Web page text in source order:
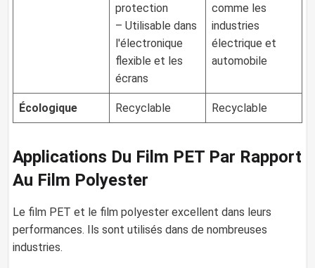
protection
– Utilisable dans
l'électronique
flexible et les
écrans
comme les
industries
électrique et
automobile
Écologique Recyclable Recyclable
Applications Du Film PET Par Rapport
Au Film Polyester
Le film PET et le film polyester excellent dans leurs
performances. Ils sont utilisés dans de nombreuses
industries.